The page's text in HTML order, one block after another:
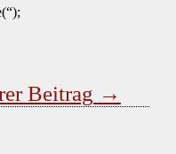
Beitrag →